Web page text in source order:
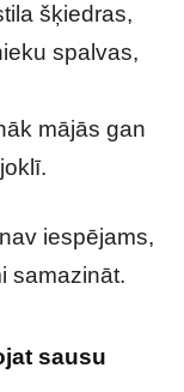
šķiedras,
spalvas,
mājās gan
iespējams,
samazināt.
sausu